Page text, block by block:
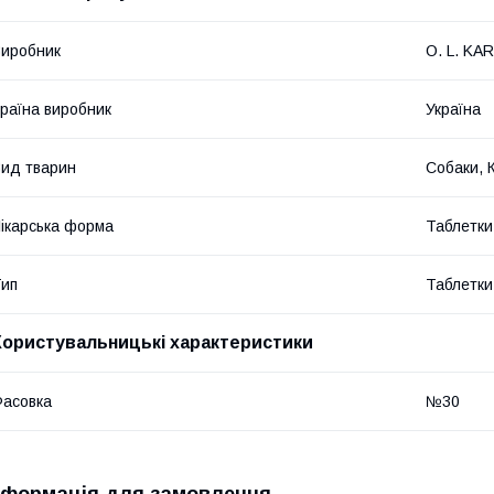
O. L.
виробник Україна
тварин Собаки,
форма Таблетки
Таблетки
характеристики
№30